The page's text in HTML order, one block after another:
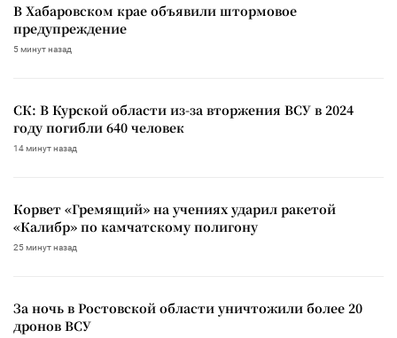
В Хабаровском крае объявили штормовое
предупреждение
5 минут назад
СК: В Курской области из-за вторжения ВСУ в 2024
году погибли 640 человек
14 минут назад
Корвет «Гремящий» на учениях ударил ракетой
«Калибр» по камчатскому полигону
25 минут назад
За ночь в Ростовской области уничтожили более 20
дронов ВСУ